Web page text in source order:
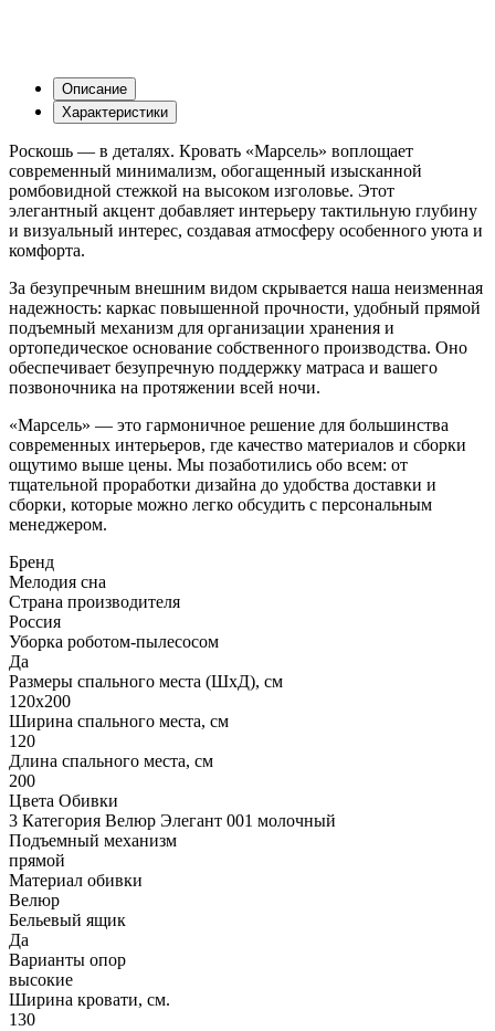
Описание
Характеристики
Роскошь — в деталях. Кровать «Марсель» воплощает
современный минимализм, обогащенный изысканной
ромбовидной стежкой на высоком изголовье. Этот
элегантный акцент добавляет интерьеру тактильную глубину
и визуальный интерес, создавая атмосферу особенного уюта и
комфорта.
За безупречным внешним видом скрывается наша неизменная
надежность: каркас повышенной прочности, удобный прямой
подъемный механизм для организации хранения и
ортопедическое основание собственного производства. Оно
обеспечивает безупречную поддержку матраса и вашего
позвоночника на протяжении всей ночи.
«Марсель» — это гармоничное решение для большинства
современных интерьеров, где качество материалов и сборки
ощутимо выше цены. Мы позаботились обо всем: от
тщательной проработки дизайна до удобства доставки и
сборки, которые можно легко обсудить с персональным
менеджером.
Бренд
Мелодия сна
Страна производителя
Россия
Уборка роботом-пылесосом
Да
Размеры спального места (ШхД), см
120х200
Ширина спального места, см
120
Длина спального места, см
200
Цвета Обивки
3 Категория Велюр Элегант 001 молочный
Подъемный механизм
прямой
Материал обивки
Велюр
Бельевый ящик
Да
Варианты опор
высокие
Ширина кровати, см.
130